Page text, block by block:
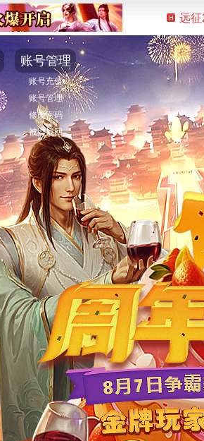
远
账号管理
账号充值
账号管理
修改密码
被盗找回